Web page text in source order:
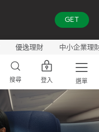
優逸理財 中小企業理
搜尋 登入 選單
GET